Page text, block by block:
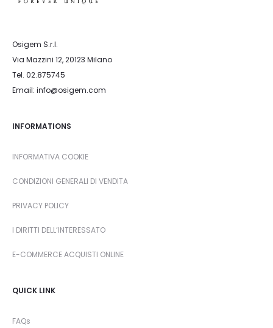
Osigem S.r.l.
Via Mazzini 12, 20123 Milano
Tel. 02.875745
Email: info@osigem.com
INFORMATIONS
INFORMATIVA COOKIE
CONDIZIONI GENERALI DI VENDITA
PRIVACY POLICY
I DIRITTI DELL’INTERESSATO
E-COMMERCE ACQUISTI ONLINE
QUICK LINK
FAQs